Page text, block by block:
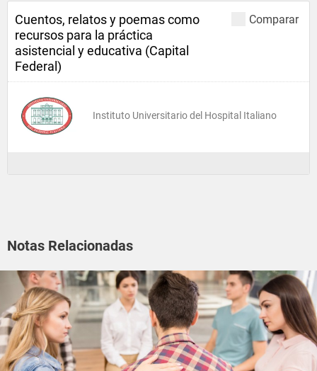
Comparar
Cuentos, relatos y poemas como
recursos para la práctica
asistencial y educativa (Capital
Federal)
Instituto Universitario del Hospital Italiano
Notas Relacionadas